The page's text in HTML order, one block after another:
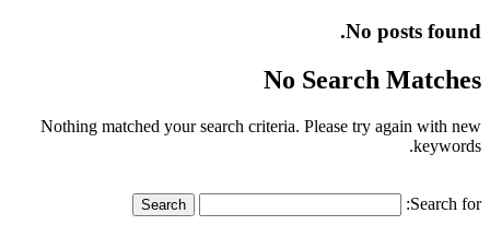
No posts found.
No Search Matches
Nothing matched your search criteria. Please try again with new
keywords.
Search for: